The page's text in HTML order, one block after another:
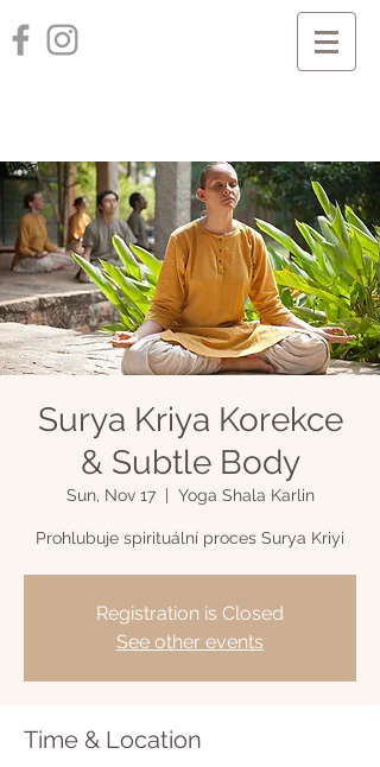
Surya Kriya Korekce
& Subtle Body
Sun, Nov 17
  |
Yoga Shala Karlin
Prohlubuje spirituální proces Surya Kriyi
Registration is Closed
See other events
Time & Location